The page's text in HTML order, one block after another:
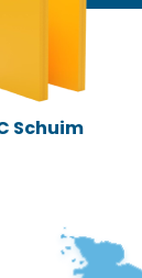
Schuim